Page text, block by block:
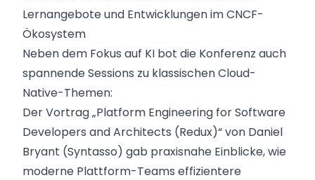
Lernangebote und Entwicklungen im CNCF-
Ökosystem
Neben dem Fokus auf KI bot die Konferenz auch
spannende Sessions zu klassischen Cloud-
Native-Themen:
Der Vortrag „Platform Engineering for Software
Developers and Architects (Redux)“ von Daniel
Bryant (Syntasso) gab praxisnahe Einblicke, wie
moderne Plattform-Teams effizientere